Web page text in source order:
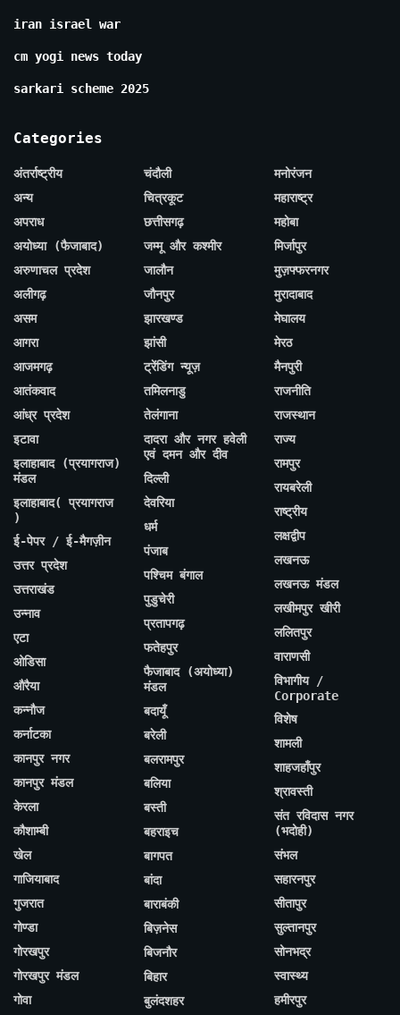
iran israel war
cm yogi news today
sarkari scheme 2025
Categories
अंतर्राष्ट्रीय
अन्य
अपराध
अयोध्या (फैजाबाद)
अरुणाचल प्रदेश
अलीगढ़
असम
आगरा
आजमगढ़
आतंकवाद
आंध्र प्रदेश
इटावा
इलाहाबाद (प्रयागराज)
मंडल
इलाहाबाद( प्रयागराज
)
ई-पेपर / ई-मैगज़ीन
उत्तर प्रदेश
उत्तराखंड
उन्नाव
एटा
ओडिसा
औरैया
कन्नौज
कर्नाटका
कानपुर नगर
कानपुर मंडल
केरला
कौशाम्बी
खेल
गाजियाबाद
गुजरात
गोण्डा
गोरखपुर
गोरखपुर मंडल
गोवा
चंदौली
चित्रकूट
छत्तीसगढ़
जम्मू और कश्मीर
जालौन
जौनपुर
झारखण्ड
झांसी
ट्रेंडिंग न्यूज़
तमिलनाडु
तेलंगाना
दादरा और नगर हवेली
एवं दमन और दीव
दिल्ली
देवरिया
धर्म
पंजाब
पश्चिम बंगाल
पुडुचेरी
प्रतापगढ़
फतेहपुर
फैजाबाद (अयोध्या)
मंडल
बदायूँ
बरेली
बलरामपुर
बलिया
बस्ती
बहराइच
बागपत
बांदा
बाराबंकी
बिज़नेस
बिजनौर
बिहार
बुलंदशहर
मनोरंजन
महाराष्ट्र
महोबा
मिर्जापुर
मुज़फ्फरनगर
मुरादाबाद
मेघालय
मेरठ
मैनपुरी
राजनीति
राजस्थान
राज्य
रामपुर
रायबरेली
राष्ट्रीय
लक्षद्वीप
लखनऊ
लखनऊ मंडल
लखीमपुर खीरी
ललितपुर
वाराणसी
विभागीय /
Corporate
विशेष
शामली
शाहजहाँपुर
श्रावस्ती
संत रविदास नगर
(भदोही)
संभल
सहारनपुर
सीतापुर
सुल्तानपुर
सोनभद्र
स्वास्थ्य
हमीरपुर